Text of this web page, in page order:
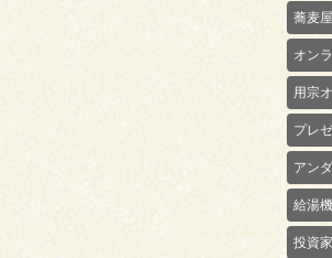
蕎麦屋
オン
用宗
プレ
アン
給湯機
投資家